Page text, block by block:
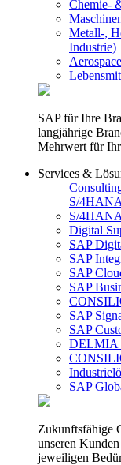
Chemie-
Metall-,
Industrie)
SAP für Ihre
langjährige
Mehrwert für
Services &
S/
S/
Digital
SAP
SAP
SAP
SAP
SAP
SAP
DELMIA
SAP
Zukunftsfähige
unseren
jeweiligen